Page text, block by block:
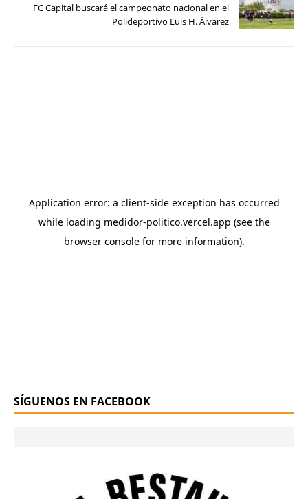
FC Capital buscará el campeonato nacional en el
Polideportivo Luis H. Álvarez
SÍGUENOS EN FACEBOOK